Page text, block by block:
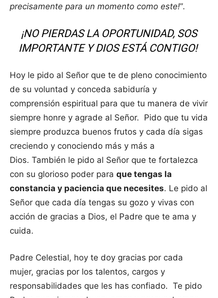
precisamente para un momento como este!”.
¡NO PIERDAS LA OPORTUNIDAD, SOS
IMPORTANTE Y DIOS ESTÁ CONTIGO!
Hoy le pido al Señor que te de pleno conocimiento
de su voluntad y conceda sabiduría y
comprensión espiritual para que tu manera de vivir
siempre honre y agrade al Señor. Pido que tu vida
siempre produzca buenos frutos y cada día sigas
creciendo y conociendo más y más a
Dios. También le pido al Señor que te fortalezca
con su glorioso poder para que tengas la
constancia y paciencia que necesites. Le pido al
Señor que cada día tengas su gozo y vivas con
acción de gracias a Dios, el Padre que te ama y
cuida.
Padre Celestial, hoy te doy gracias por cada
mujer, gracias por los talentos, cargos y
responsabilidades que les has confiado. Te pido